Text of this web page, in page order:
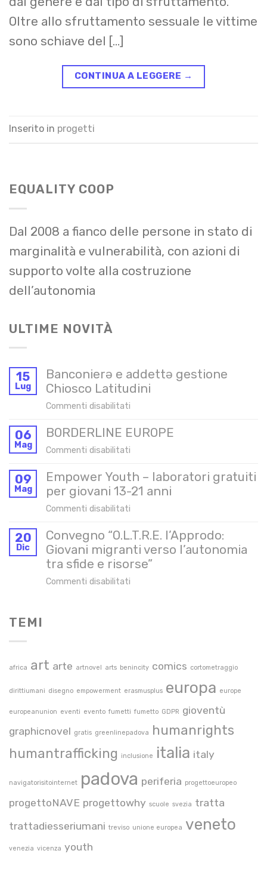
Oltre allo sfruttamento sessuale le vittime
sono schiave del […]
CONTINUA A LEGGERE →
Inserito in progetti
EQUALITY COOP
Dal 2008 a fianco delle persone in stato di
marginalità e vulnerabilità, con azioni di
supporto volte alla costruzione
dell’autonomia
ULTIME NOVITÀ
15
Lug
Banconierə e addettə gestione
Chiosco Latitudini
Commenti disabilitati
e
Chiosco
Latitudini
06
Mag
BORDERLINE EUROPE
Commenti disabilitati
EUROPE
09
Mag
Empower Youth – laboratori gratuiti
per giovani 13-21 anni
Commenti disabilitati
Youth
–
laboratori
20
Dic
Convegno “O.L.T.R.E. l’Approdo:
Giovani migranti verso l’autonomia
tra sfide e risorse”
Commenti disabilitati
verso
tra
risorse”
TEMI
africa art arte artnovel arts benincity comics cortometraggio
dirittiumani disegno empowerment erasmusplus europa europe
europeanunion eventi evento fumetti fumetto GDPR gioventù
graphicnovel gratis greenlinepadova
humanrights
humantrafficking inclusione italia italy
navigatorisitointernet padova periferia progettoeuropeo
progettoNAVE progettowhy scuole svezia tratta
trattadiesseriumani treviso unione europea veneto
venezia vicenza youth